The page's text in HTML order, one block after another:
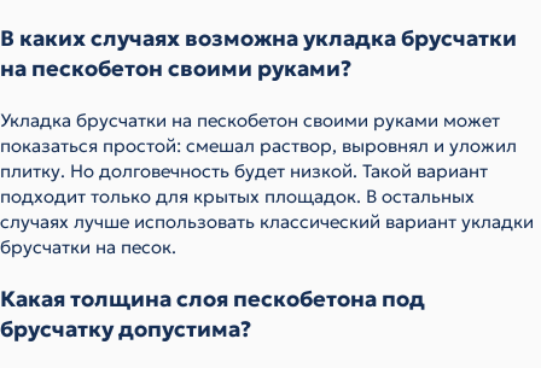
В каких случаях возможна укладка брусчатки
на пескобетон своими руками?
Укладка брусчатки на пескобетон своими руками может
показаться простой: смешал раствор, выровнял и уложил
плитку. Но долговечность будет низкой. Такой вариант
подходит только для крытых площадок. В остальных
случаях лучше использовать классический вариант укладки
брусчатки на песок.
Какая толщина слоя пескобетона под
брусчатку допустима?